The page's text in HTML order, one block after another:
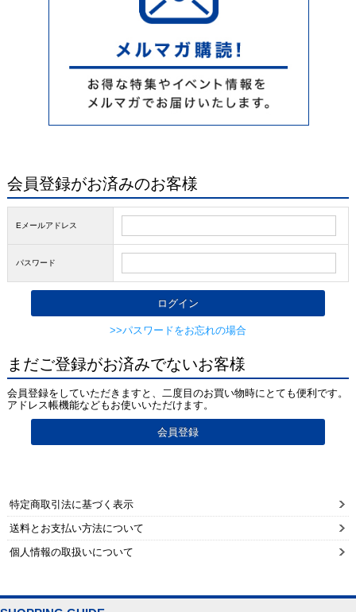
会員登録がお済みのお客様
Eメールアドレス
パスワード
>>パスワードをお忘れの場合
まだご登録がお済みでないお客様
会員登録をしていただきますと、二度目のお買い物時にとても便利です。
アドレス帳機能などもお使いいただけます。
特定商取引法に基づく表示
送料とお支払い方法について
個人情報の取扱いについて